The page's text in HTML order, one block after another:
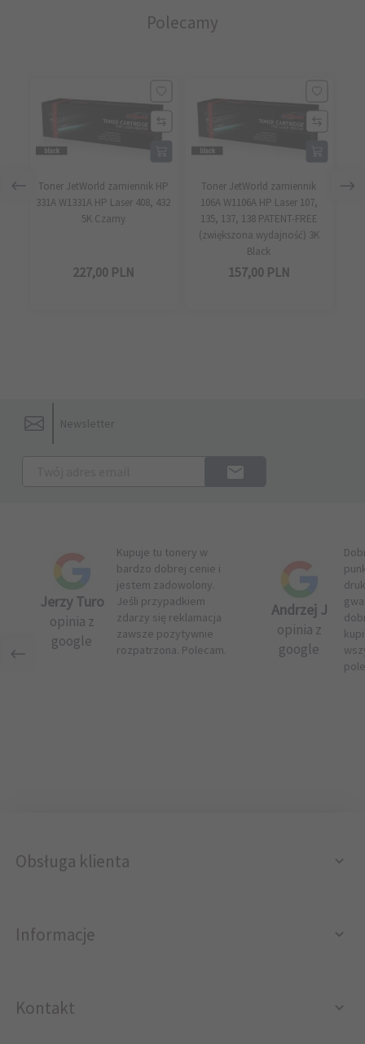
Polecamy
Toner JetWorld zamiennik HP
331A W1331A HP Laser 408, 432
5K Czarny
227,00 PLN
Toner JetWorld zamiennik
106A W1106A HP Laser 107,
135, 137, 138 PATENT-FREE
(zwiększona wydajność) 3K
Black
157,00 PLN
Newsletter
Jerzy Turo
opinia z
google
Kupuje tu tonery w
bardzo dobrej cenie i
jestem zadowolony.
Jeśli przypadkiem
zdarzy się reklamacja
zawsze pozytywnie
rozpatrzona. Polecam.
Andrzej J
opinia z
google
Obsługa klienta
Informacje
Kontakt